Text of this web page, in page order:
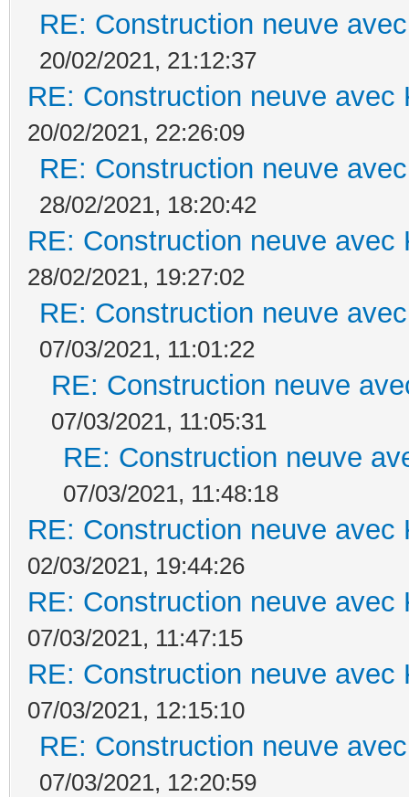
RE: Construction neuve
20/02/2021, 21:12:37
RE: Construction neuve avec
20/02/2021, 22:26:09
RE: Construction neuve
28/02/2021, 18:20:42
RE: Construction neuve avec
28/02/2021, 19:27:02
RE: Construction neuve
07/03/2021, 11:01:22
RE: Construction neuve
07/03/2021, 11:05:31
RE: Construction neuve
07/03/2021, 11:48:18
RE: Construction neuve avec
02/03/2021, 19:44:26
RE: Construction neuve avec
07/03/2021, 11:47:15
RE: Construction neuve avec
07/03/2021, 12:15:10
RE: Construction neuve
07/03/2021, 12:20:59